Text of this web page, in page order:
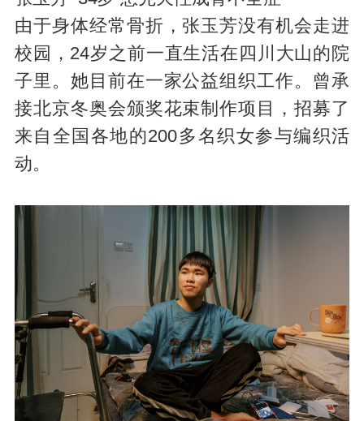
由于身体经常骨折，张玉芳没有机会走进
校园，24岁之前一直生活在四川大山的院
子里。她目前在一家公益组织工作。曾承
接北京冬奥会颁奖花束制作项目，招募了
来自全国各地的200多名织女参与编织活
动。